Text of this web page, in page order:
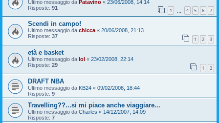
Ultimo messaggio da Patavino « 23/06/2008, 14:14
Risposte: 91 1 4 5 6 7
Scendi in campo!
Ultimo messaggio da chicca « 20/06/2008, 21:13
Risposte: 37 1 2 3
età e basket
Ultimo messaggio da lol « 23/02/2008, 22:14
Risposte: 29 1 2
DRAFT NBA
Ultimo messaggio da KB24 « 09/02/2008, 18:44
Risposte: 9
Travelling??...si mi piace anche viaggiare...
Ultimo messaggio da Charles « 14/12/2007, 14:09
Risposte: 7